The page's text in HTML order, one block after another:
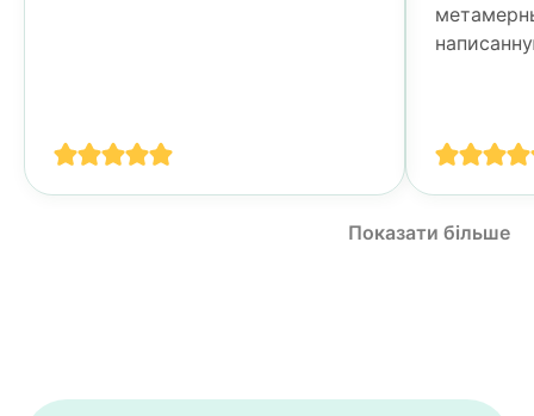
Показати більше